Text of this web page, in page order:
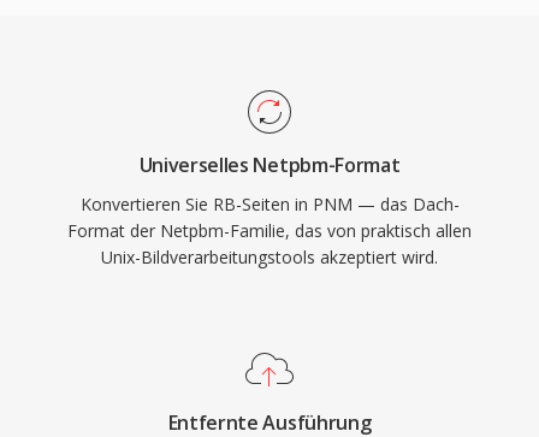
Universelles Netpbm-Format
Konvertieren Sie RB-Seiten in PNM — das Dach-
Format der Netpbm-Familie, das von praktisch allen
Unix-Bildverarbeitungstools akzeptiert wird.
Entfernte Ausführung